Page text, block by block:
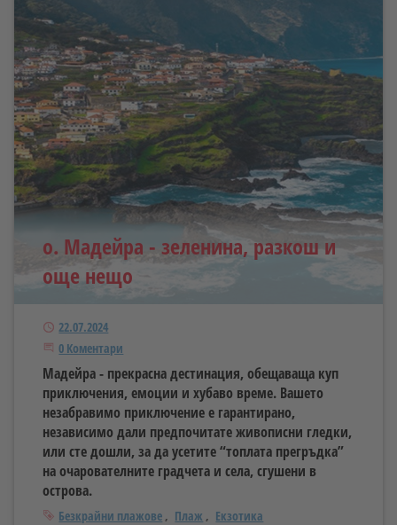
о. Мадейра - зеленина, разкош и
още нещо
Публикуван
22.07.2024
Започнете дискусията
0 Коментари
Мадейра - прекрасна дестинация, обещаваща куп
приключения, емоции и хубаво време. Вашето
незабравимо приключение е гарантирано,
независимо дали предпочитате живописни гледки,
или сте дошли, за да усетите “топлата прегръдка”
на очарователните градчета и села, сгушени в
острова.
Тагове
Безкрайни плажове Плаж Екзотика